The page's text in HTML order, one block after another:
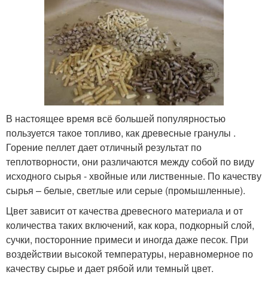
В настоящее время всё большей популярностью
пользуется такое топливо, как древесные гранулы .
Горение пеллет дает отличный результат по
теплотворности, они различаются между собой по виду
исходного сырья - хвойные или лиственные. По качеству
сырья – белые, светлые или серые (промышленные).
Цвет зависит от качества древесного материала и от
количества таких включений, как кора, подкорный слой,
сучки, посторонние примеси и иногда даже песок. При
воздействии высокой температуры, неравномерное по
качеству сырье и дает рябой или темный цвет.